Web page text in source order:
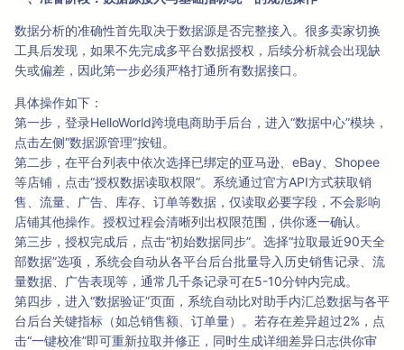
数据分析的准确性首先取决于数据源是否完整接入。很多卖家切换
工具后发现，如果不先完成多平台数据授权，后续分析就会出现缺
失或偏差，因此第一步必须严格打通所有数据接口。
具体操作如下：
第一步，登录HelloWorld跨境电商助手后台，进入“数据中心”模块，
点击左侧“数据源管理”按钮。
第二步，在平台列表中依次选择已绑定的亚马逊、eBay、Shopee
等店铺，点击“授权数据读取权限”。系统通过官方API方式获取销
售、流量、广告、库存、订单等数据，仅读取必要字段，不会影响
店铺其他操作。授权过程会清晰列出权限范围，供你逐一确认。
第三步，授权完成后，点击“初始数据同步”。选择“拉取最近90天全
部数据”选项，系统会自动从各平台后台批量导入历史销售记录、流
量数据、广告表现等，通常几千条记录可在5-10分钟内完成。
第四步，进入“数据验证”页面，系统自动比对助手内汇总数据与各平
台后台关键指标（如总销售额、订单量）。若存在差异超过2%，点
击“一键校准”即可重新拉取并修正，同时生成详细差异日志供你审